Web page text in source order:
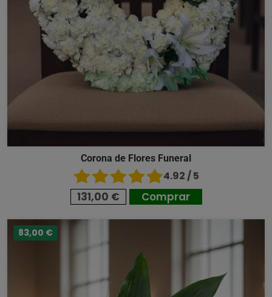
Corona de Flores Funeral
4.92 / 5
131,00 € Comprar
83,00 €